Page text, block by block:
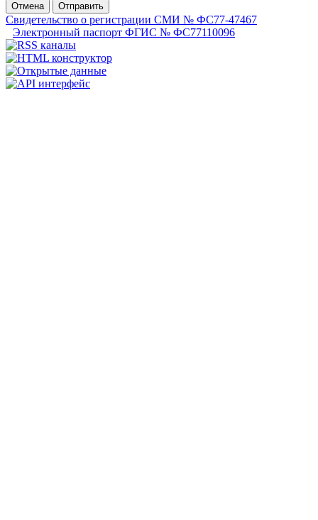
Отмена
Отправить
Свидетельство о регистрации СМИ № ФС77-47467
Электронный паспорт ФГИС № ФС77110096